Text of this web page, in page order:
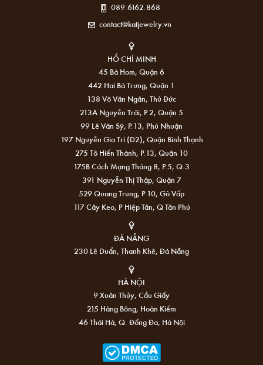
089.6162.868
contact@katjewelry.vn
HỒ CHÍ MINH
45 Bà Hom, Quận 6
442 Hai Bà Trưng, Quận 1
138 Võ Văn Ngân, Thủ Đức
213A Nguyễn Trãi, P.2, Quận 5
99 Lê Văn Sỹ, P.13, Phú Nhuận
197 Nguyễn Gia Trí (D2), Quận Bình Thạnh
275 Tô Hiến Thành, P.13, Quận 10
175B Cách Mạng Tháng 8, P.5, Q.3
391 Nguyễn Thị Thập, Quận 7
529 Quang Trung, P.10, Gò Vấp
117 Cây Keo, P Hiệp Tân, Q Tân Phú
ĐÀ NẴNG
230 Lê Duẩn, Thanh Khê, Đà Nẵng
HÀ NỘI
9 Xuân Thủy, Cầu Giấy
215 Hàng Bông, Hoàn Kiếm
46 Thái Hà, Q. Đống Đa, Hà Nội